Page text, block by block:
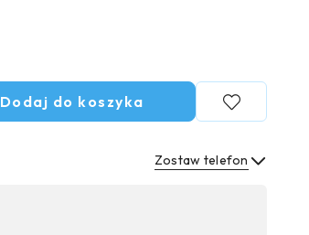
Dodaj do koszyka
Zostaw telefon